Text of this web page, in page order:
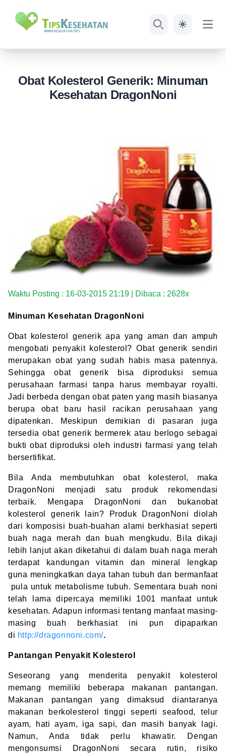
Obat Kolesterol Generik: Minuman
Kesehatan DragonNoni
Waktu Posting : 16-03-2015 21:19 | Dibaca : 2628x
Minuman Kesehatan DragonNoni
Obat kolesterol generik apa yang aman dan ampuh
mengobati penyakit kolesterol? Obat generik sendiri
merupakan obat yang sudah habis masa patennya.
Sehingga obat generik bisa diproduksi semua
perusahaan farmasi tanpa harus membayar royalti.
Jadi berbeda dengan obat paten yang masih biasanya
berupa obat baru hasil racikan perusahaan yang
dipatenkan. Meskipun demikian di pasaran juga
tersedia obat generik bermerek atau berlogo sebagai
bukti obat diproduksi oleh industri farmasi yang telah
bersertifikat.
Bila Anda membutuhkan obat kolesterol, maka
DragonNoni menjadi satu produk rekomendasi
terbaik. Mengapa DragonNoni dan bukanobat
kolesterol generik lain? Produk DragonNoni diolah
dari komposisi buah-buahan alami berkhasiat seperti
buah naga merah dan buah mengkudu. Bila dikaji
lebih lanjut akan diketahui di dalam buah naga merah
terdapat kandungan vitamin dan mineral lengkap
guna meningkatkan daya tahan tubuh dan bermanfaat
pula untuk metabolisme tubuh. Sementara buah noni
telah lama dipercaya memiliki 1001 manfaat untuk
kesehatan. Adapun informasi tentang manfaat masing-
masing buah berkhasiat ini pun dipaparkan
di http://dragonnoni.com/.
Pantangan Penyakit Kolesterol
Seseorang yang menderita penyakit kolesterol
memang memiliki beberapa makanan pantangan.
Makanan pantangan yang dimaksud diantaranya
makanan berkolesterol tinggi seperti seafood, telur
ayam, hati ayam, iga sapi, dan masih banyak lagi.
Namun, Anda tidak perlu khawatir. Dengan
mengonsumsi DragonNoni secara rutin, risiko